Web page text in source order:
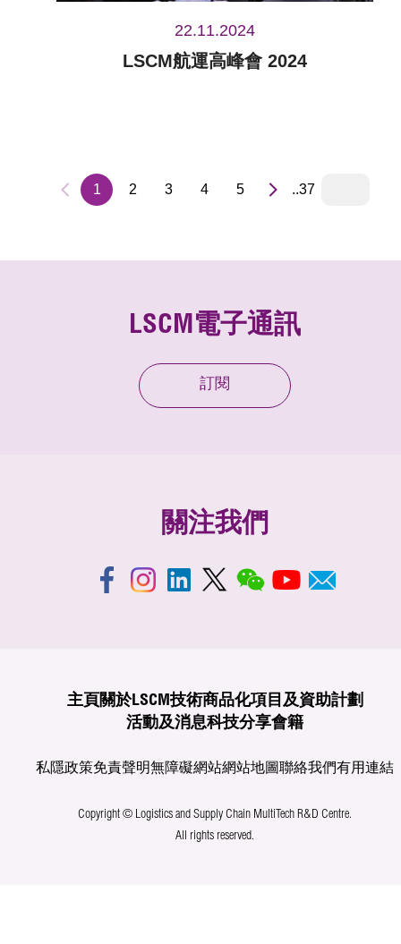
22.11.2024
LSCM航運高峰會 2024
1 2 3 4 5 ..37
LSCM電子通訊
訂閱
關注我們
主頁 關於LSCM技術商品化項目及資助計劃
活動及消息科技分享會籍
私隱政策免責聲明無障礙網站網站地圖聯絡我們有用連結
Copyright © Logistics and Supply Chain MultiTech R&D Centre.
All rights reserved.